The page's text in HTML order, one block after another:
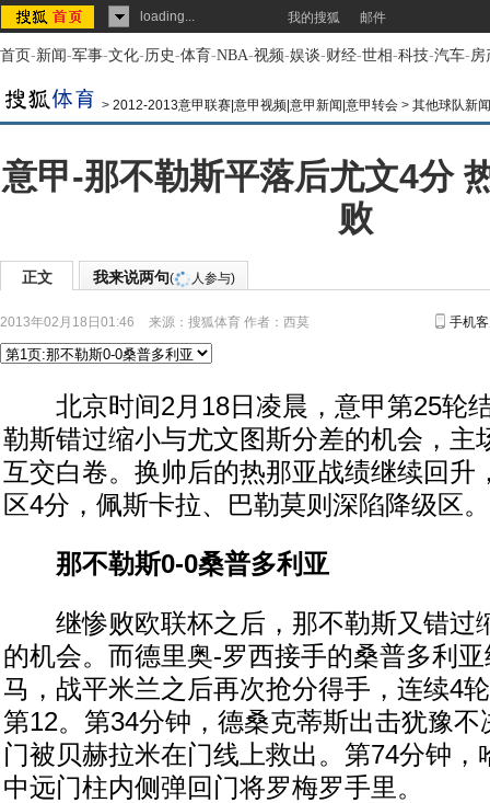
loading... 我的搜狐 邮件
首页-新闻-军事-文化-历史-体育-NBA-视频-娱谈-财经-世相-科技-汽车-房
> 2012-2013意甲联赛|意甲视频|意甲新闻|意甲转会 > 其他球队新闻
意甲-那不勒斯平落后尤文4分
败
正文 我来说两句( 人参与)
2013年02月18日01:46 来源： 搜狐体育 作者：西莫 手机
北京时间2月18日凌晨，意甲第25轮
勒斯错过缩小与尤文图斯分差的机会，主
互交白卷。换帅后的热那亚战绩继续回升
区4分，佩斯卡拉、巴勒莫则深陷降级区。
那不勒斯0-0桑普多利亚
继惨败欧联杯之后，那不勒斯又错过
的机会。而德里奥-罗西接手的桑普多利
马，战平米兰之后再次抢分得手，连续4
第12。第34分钟，德桑克蒂斯出击犹豫
门被贝赫拉米在门线上救出。第74分钟，
中远门柱内侧弹回门将罗梅罗手里。